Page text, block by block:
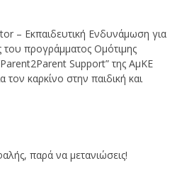
– Εκπαιδευτική Ενδυνάμωση για
του προγράμματος Ομότιμης
Support” της ΑμΚΕ
καρκίνο στην παιδική και
παρά να μετανιώσεις!